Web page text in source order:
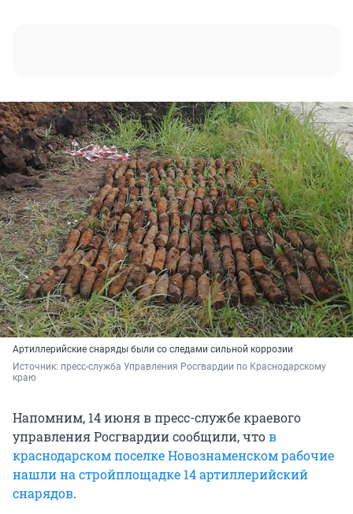
Артиллерийские снаряды были со следами сильной коррозии
Источник: пресс-служба Управления Росгвардии по Краснодарскому
краю
Напомним, 14 июня в пресс-службе краевого
управления Росгвардии сообщили, чтов
краснодарском поселке Новознаменском рабочие
нашли на стройплощадке 14 артиллерийский
снарядов.